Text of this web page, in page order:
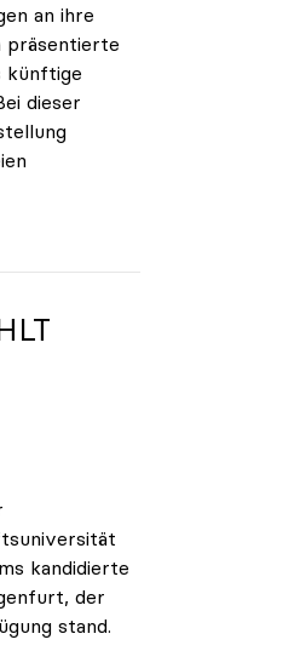
an ihre
präsentierte
künftige
dieser
kandidierte
der
stand.